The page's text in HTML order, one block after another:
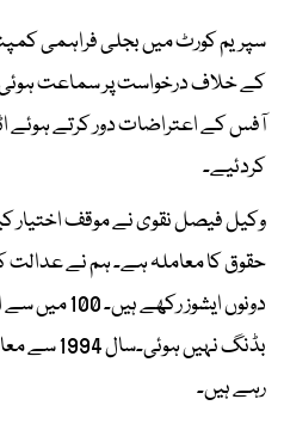
سپریم کورٹ میں بجلی فراہمی
کے خلاف درخواست پر سماعت
آفس کے اعتراضات دور کرتے ہوئے
کردئیے۔
وکیل فیصل نقوی نے موقف اختیار
حقوق کا معاملہ ہے۔ ہم نے
دونوں ایشوز
بڈنگ نہیں
رہے ہیں۔